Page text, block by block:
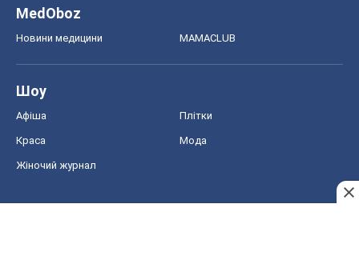
MedOboz
Новини медицини MAMACLUB
Шоу
Афіша Плітки
Краса Мода
Жіночий журнал